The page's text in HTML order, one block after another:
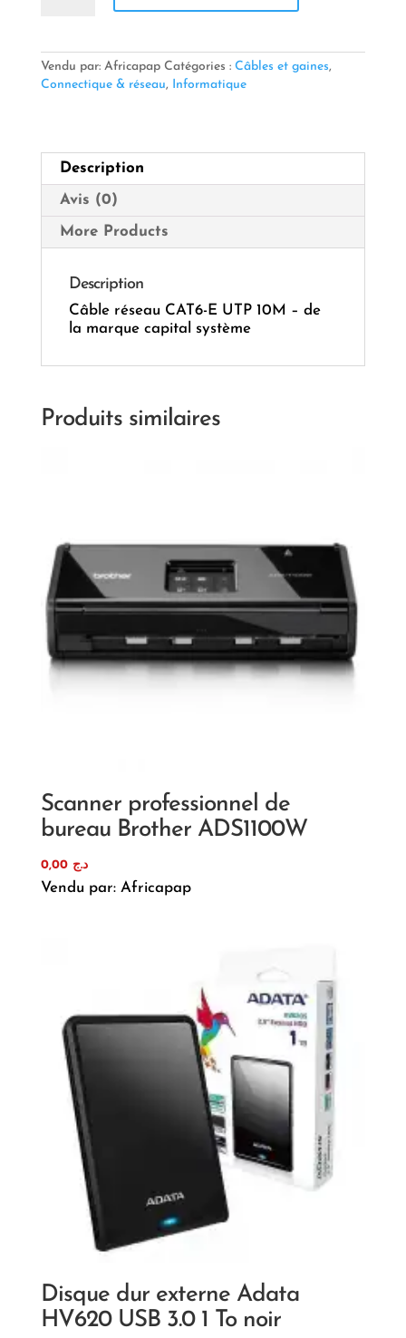
E
UTP
Vendu par: Africapap Catégories : Câbles et gaines,
Connectique & réseau, Informatique
Description
Avis (0)
More Products
Description
Câble réseau CAT6-E UTP 10M – de
la marque capital système
Produits similaires
Scanner professionnel de
bureau Brother ADS1100W
د.ج 0,00
Vendu par: Africapap
Disque dur externe Adata
HV620 USB 3.0 1 To noir